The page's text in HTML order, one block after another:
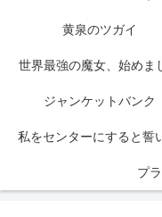
黄泉のツガイ
世界最強の魔女、始めま
ジャンケットバンク
プ